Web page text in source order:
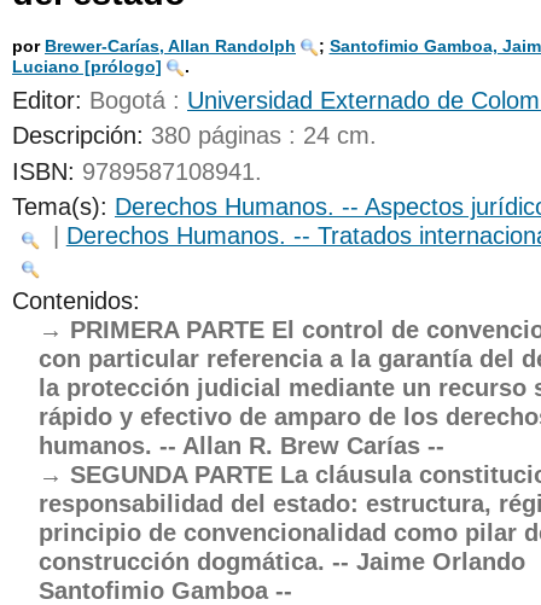
UNICOC
por Brewer-Carías, Allan Randolph ; Santofimio Gamboa,
Luciano [prólogo] .
Editor: Bogotá : Universidad Externado de
Descripción: 380 páginas : 24 cm.
ISBN: 9789587108941.
Tema(s): Derechos Humanos. -- Aspectos
Derechos Humanos. -- Tratados
Contenidos:
PRIMERA PARTE El control de
con particular referencia a la garantía del
la protección judicial mediante un recurso
rápido y efectivo de amparo de los
humanos. -- Allan R. Brew Carías --
SEGUNDA PARTE La cláusula
responsabilidad del estado: estructura,
principio de convencionalidad como pilar
construcción dogmática. -- Jaime Orlando
Santofimio Gamboa --